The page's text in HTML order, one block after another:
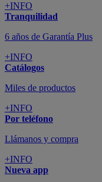
+INFO
Tranquilidad
6 años de Garantía Plus
+INFO
Catálogos
Miles de productos
+INFO
Por teléfono
Llámanos y compra
+INFO
Nueva app